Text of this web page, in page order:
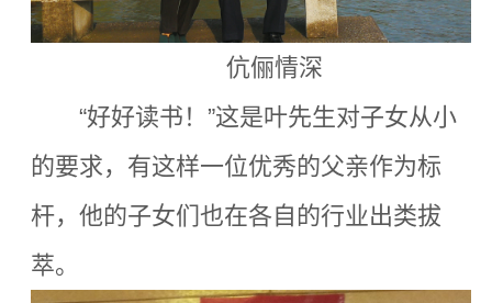
伉俪情深
“好好读书！”这是叶先生对子女从小
的要求，有这样一位优秀的父亲作为标
杆，他的子女们也在各自的行业出类拔
萃。